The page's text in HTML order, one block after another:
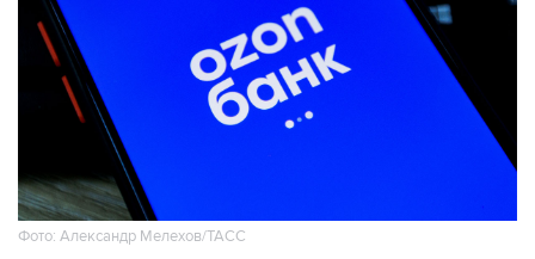
Фото: Александр Мелехов/ТАСС